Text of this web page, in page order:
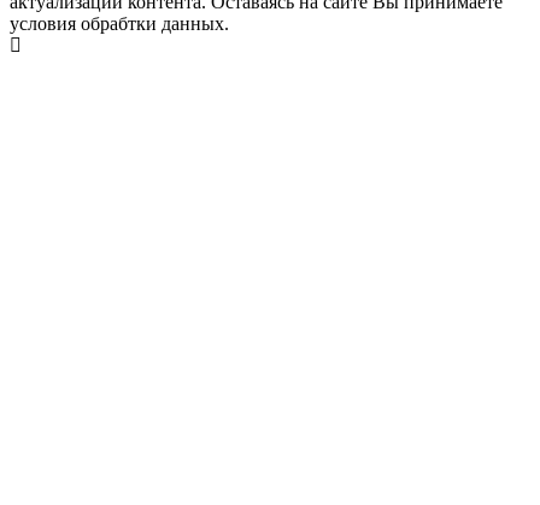
условия обрабтки данных.